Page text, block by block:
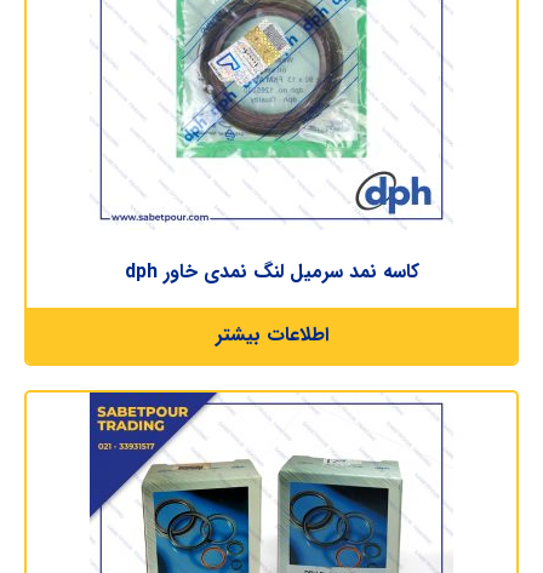
کاسه نمد سرمیل لنگ نمدی خاور dph
اطلاعات بیشتر